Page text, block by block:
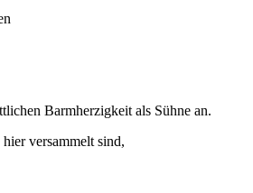
Barmherzigkeit als Sühne an.
versammelt sind,